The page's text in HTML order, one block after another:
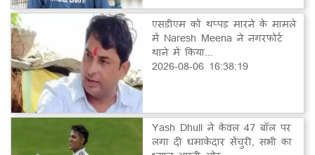
एसडीएम को थप्पड़ मारने के मामले
में Naresh Meena ने नगरफोर्ट
थाने में किया...
2026-08-06 16:38:19
Yash Dhull ने केवल 47 बॉल पर
लगा दी धमाकेदार सेंचुरी, सभी का